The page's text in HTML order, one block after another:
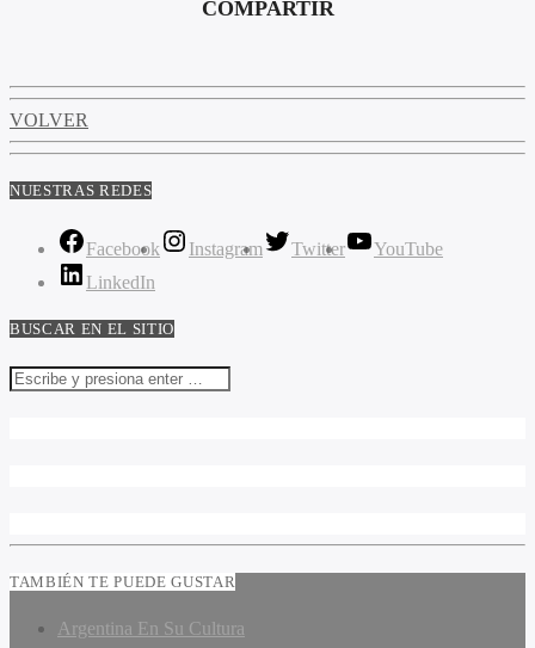
COMPARTIR
VOLVER
NUESTRAS REDES
Facebook Instagram Twitter
YouTube
LinkedIn
BUSCAR EN EL SITIO
TAMBIÉN TE PUEDE GUSTAR
Argentina En Su Cultura